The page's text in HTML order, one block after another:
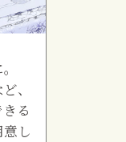
、
る
し